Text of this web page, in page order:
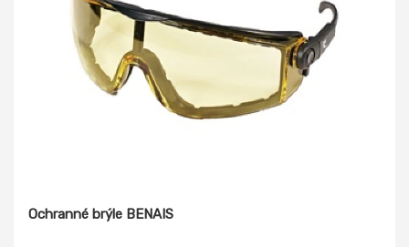
Ochranné brýle BENAIS